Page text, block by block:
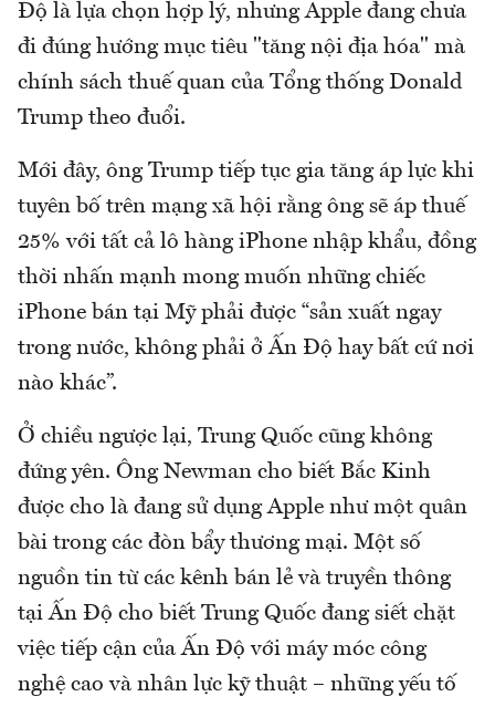
Độ là lựa chọn hợp lý, nhưng Apple đang chưa
đi đúng hướng mục tiêu "tăng nội địa hóa" mà
chính sách thuế quan của Tổng thống Donald
Trump theo đuổi.
Mới đây, ông Trump tiếp tục gia tăng áp lực khi
tuyên bố trên mạng xã hội rằng ông sẽ áp thuế
25% với tất cả lô hàng iPhone nhập khẩu, đồng
thời nhấn mạnh mong muốn những chiếc
iPhone bán tại Mỹ phải được “sản xuất ngay
trong nước, không phải ở Ấn Độ hay bất cứ nơi
nào khác”.
Ở chiều ngược lại, Trung Quốc cũng không
đứng yên. Ông Newman cho biết Bắc Kinh
được cho là đang sử dụng Apple như một quân
bài trong các đòn bẩy thương mại. Một số
nguồn tin từ các kênh bán lẻ và truyền thông
tại Ấn Độ cho biết Trung Quốc đang siết chặt
việc tiếp cận của Ấn Độ với máy móc công
nghệ cao và nhân lực kỹ thuật – những yếu tố